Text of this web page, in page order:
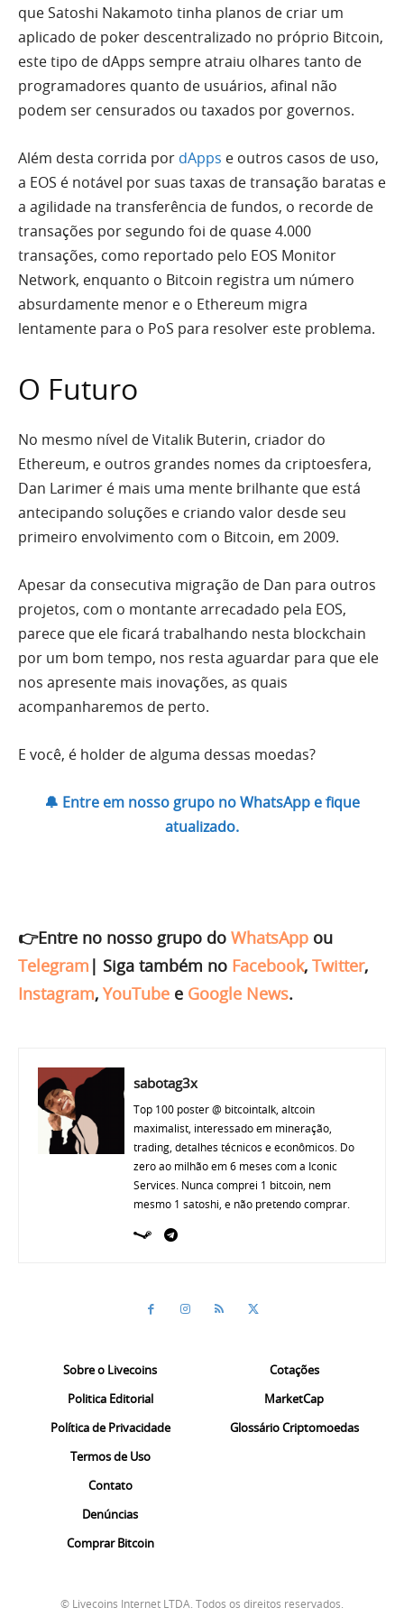
que Satoshi Nakamoto tinha planos de criar um
aplicado de poker descentralizado no próprio Bitcoin,
este tipo de dApps sempre atraiu olhares tanto de
programadores quanto de usuários, afinal não
podem ser censurados ou taxados por governos.
Além desta corrida por dApps e outros casos de uso,
a EOS é notável por suas taxas de transação baratas e
a agilidade na transferência de fundos, o recorde de
transações por segundo foi de quase 4.000
transações, como reportado pelo EOS Monitor
Network, enquanto o Bitcoin registra um número
absurdamente menor e o Ethereum migra
lentamente para o PoS para resolver este problema.
O Futuro
No mesmo nível de Vitalik Buterin, criador do
Ethereum, e outros grandes nomes da criptoesfera,
Dan Larimer é mais uma mente brilhante que está
antecipando soluções e criando valor desde seu
primeiro envolvimento com o Bitcoin, em 2009.
Apesar da consecutiva migração de Dan para outros
projetos, com o montante arrecadado pela EOS,
parece que ele ficará trabalhando nesta blockchain
por um bom tempo, nos resta aguardar para que ele
nos apresente mais inovações, as quais
acompanharemos de perto.
E você, é holder de alguma dessas moedas?
🔔 Entre em nosso grupo no WhatsApp e fique
atualizado.
👉Entre no nosso grupo do WhatsApp ou
Telegram | Siga também no Facebook, Twitter,
Instagram, YouTube e Google News.
sabotag3x
Top 100 poster @ bitcointalk, altcoin
maximalist, interessado em mineração,
trading, detalhes técnicos e econômicos. Do
zero ao milhão em 6 meses com a Iconic
Services. Nunca comprei 1 bitcoin, nem
mesmo 1 satoshi, e não pretendo comprar.
Sobre o Livecoins
Politica Editorial
Política de Privacidade
Termos de Uso
Contato
Denúncias
Comprar Bitcoin
Cotações
MarketCap
Glossário Criptomoedas
© Livecoins Internet LTDA. Todos os direitos reservados.